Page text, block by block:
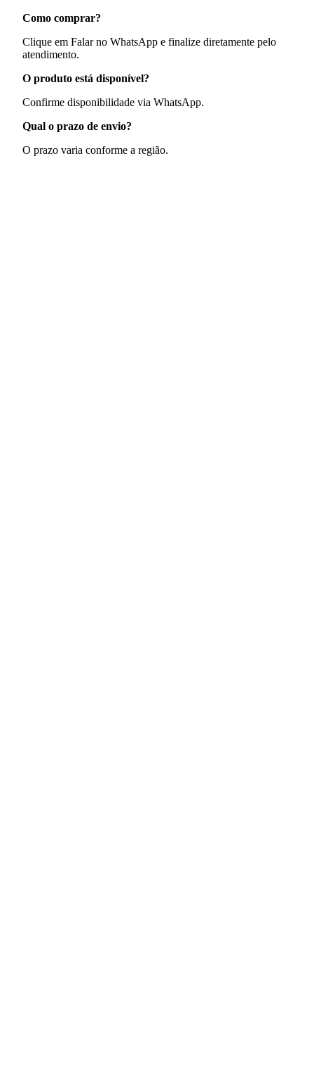
Como comprar?
Clique em Falar no WhatsApp e finalize diretamente pelo
atendimento.
O produto está disponível?
Confirme disponibilidade via WhatsApp.
Qual o prazo de envio?
O prazo varia conforme a região.